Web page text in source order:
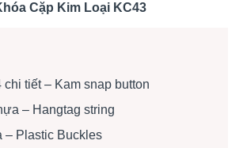
Cặp Kim Loại KC43
chi tiết – Kam snap button
– Hangtag string
– Plastic Buckles